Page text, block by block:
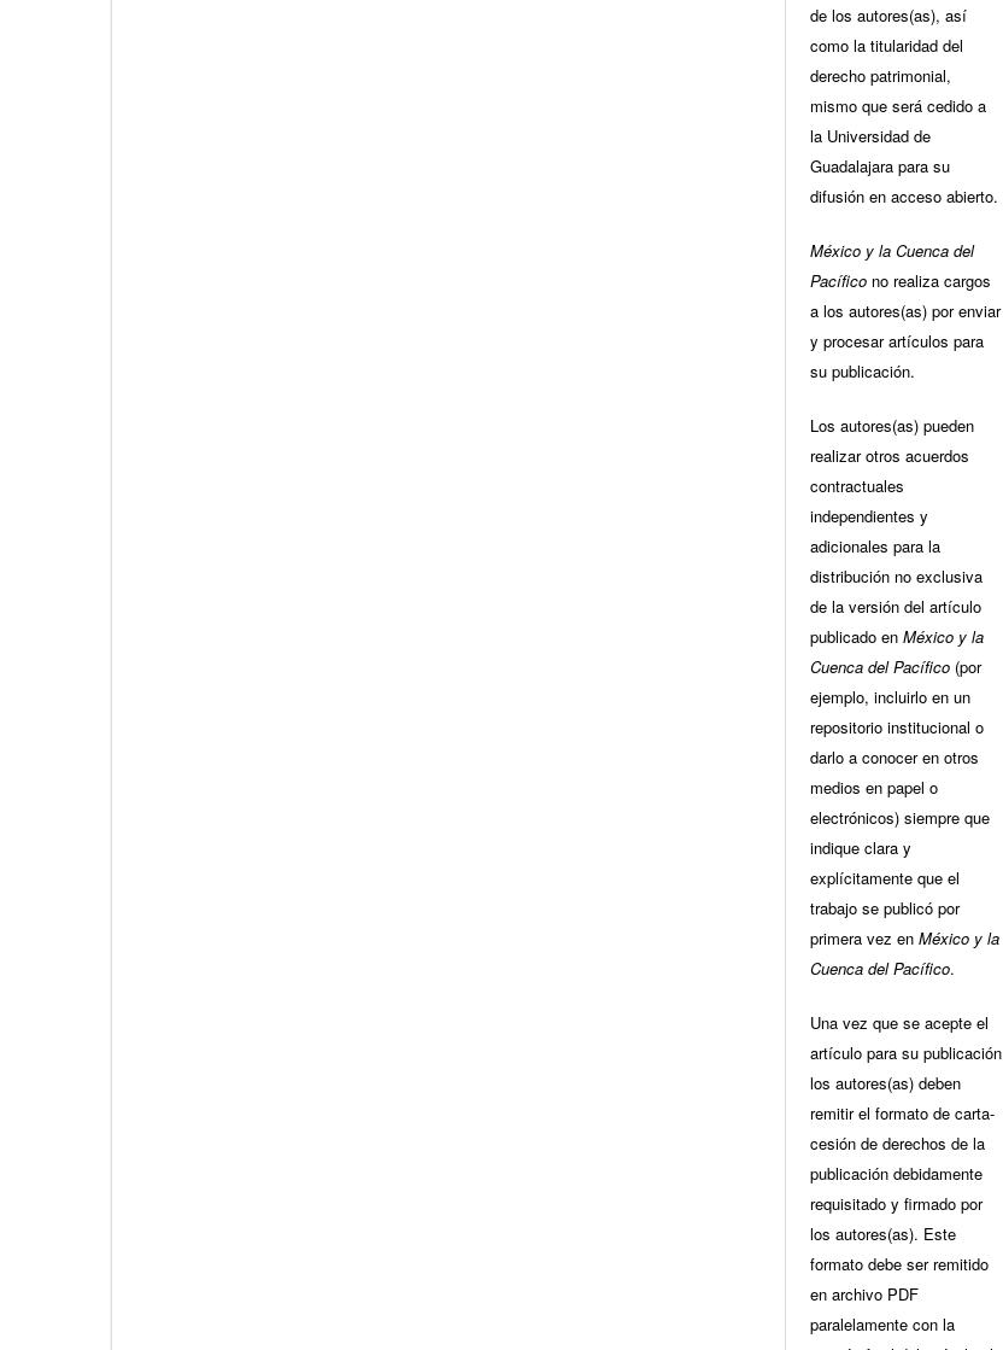
de los autores(as), así
como la titularidad del
derecho patrimonial,
mismo que será cedido a
la Universidad de
Guadalajara para su
difusión en acceso abierto.
México y la Cuenca del
Pacífico no realiza cargos
a los autores(as) por enviar
y procesar artículos para
su publicación.
Los autores(as) pueden
realizar otros acuerdos
contractuales
independientes y
adicionales para la
distribución no exclusiva
de la versión del artículo
publicado en México y la
Cuenca del Pacífico (por
ejemplo, incluirlo en un
repositorio institucional o
darlo a conocer en otros
medios en papel o
electrónicos) siempre que
indique clara y
explícitamente que el
trabajo se publicó por
primera vez en México y la
Cuenca del Pacífico.
Una vez que se acepte el
artículo para su publicación
los autores(as) deben
remitir el formato de carta-
cesión de derechos de la
publicación debidamente
requisitado y firmado por
los autores(as). Este
formato debe ser remitido
en archivo PDF
paralelamente con la